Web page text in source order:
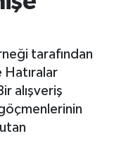
tarafından
Hatıralar
alışveriş